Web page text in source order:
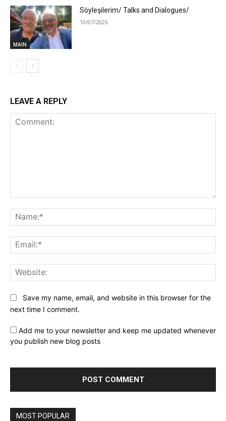
MAIN
Söyleşilerim/ Talks and Dialogues/
10/07/2026
LEAVE A REPLY
Save my name, email, and website in this browser for the
next time I comment.
Add me to your newsletter and keep me updated whenever
you publish new blog posts
MOST POPULAR